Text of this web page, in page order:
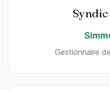
Gestionnaire